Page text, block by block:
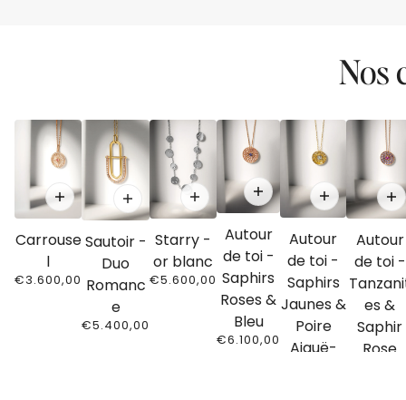
Nos
CAROUSEL
Carrouse
l
€3.600,00
Sautoir -
Duo
Romanc
e
€5.400,00
Starry -
or blanc
€5.600,00
Autour
de toi -
Saphirs
Roses &
Bleu
€6.100,00
Autour
de toi -
Saphirs
Jaunes &
Poire
Aiguë-
Autour
de toi -
es &
Saphir
Rose